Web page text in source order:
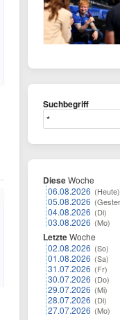
Suchbegriff
DieseWoche
06.08.2026 (Heute)
05.08.2026
04.08.2026 (Di)
03.08.2026 (Mo)
LetzteWoche
02.08.2026 (So)
01.08.2026 (Sa)
31.07.2026 (Fr)
30.07.2026 (Do)
29.07.2026 (Mi)
28.07.2026 (Di)
27.07.2026 (Mo)